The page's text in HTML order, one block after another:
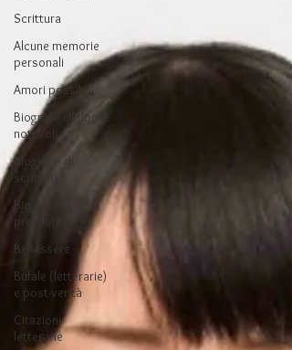
Scrittura
Alcune memorie
personali
Amori possibili
Biografie di donne
notevoli
Biografie di
scrittori
Biografie
premiate
Benessere
Bufale (letterarie)
e post-verità
Citazioni
letterarie